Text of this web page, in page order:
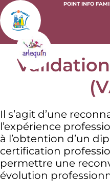
POINT INFO
Il s’agit d’une
l’expérience
à l’obtention d’un
certification
permettre une
évolution